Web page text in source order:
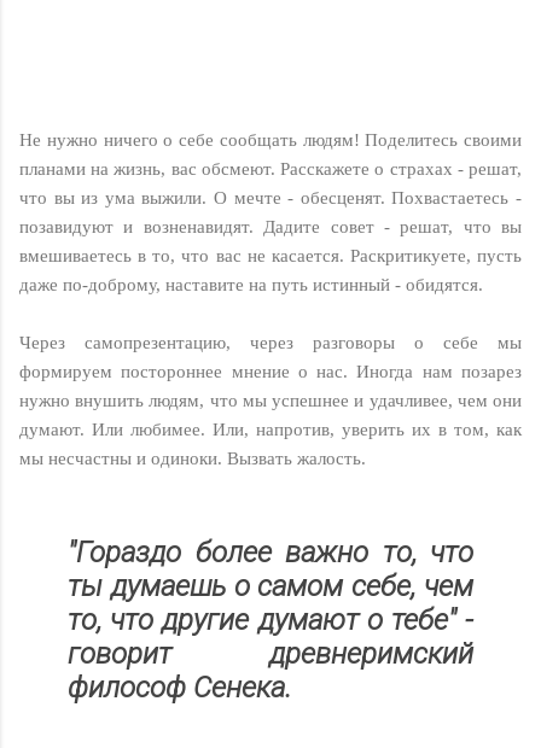
Не нужно ничего о себе сообщать людям! Поделитесь своими
планами на жизнь, вас обсмеют. Расскажете о страхах - решат,
что вы из ума выжили. О мечте - обесценят. Похвастаетесь -
позавидуют и возненавидят. Дадите совет - решат, что вы
вмешиваетесь в то, что вас не касается. Раскритикуете, пусть
даже по-доброму, наставите на путь истинный - обидятся.
Через самопрезентацию, через разговоры о себе мы
формируем постороннее мнение о нас. Иногда нам позарез
нужно внушить людям, что мы успешнее и удачливее, чем они
думают. Или любимее. Или, напротив, уверить их в том, как
мы несчастны и одиноки. Вызвать жалость.
"Гораздо более важно то, что
ты думаешь о самом себе, чем
то, что другие думают о тебе" -
говорит древнеримский
философ Сенека.